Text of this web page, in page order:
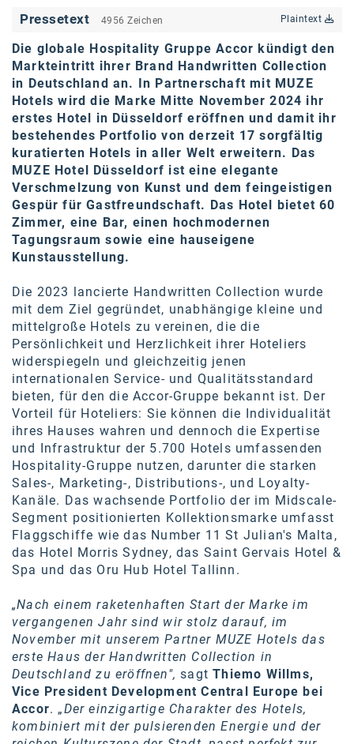
Oral-B
PAYBACK
Planted
PwC
P&G
RIC
Schiefer Rechtsanwälte
Security KAG
smart
Smile Österreich
Strategie Austria
Strategy&
SW Umwelttechnik
TEDAI
TheVentury
VELUX
vivo
WALTER GROUP
WEconomy - Diversity works!
Calle Libre
ÖZSV
Media
Pressetext 4956 Zeichen Plaintext
Die globale Hospitality Gruppe Accor kündigt den
Markteintritt ihrer Brand Handwritten Collection
in Deutschland an. In Partnerschaft mit MUZE
Hotels wird die Marke Mitte November 2024 ihr
erstes Hotel in Düsseldorf eröffnen und damit ihr
bestehendes Portfolio von derzeit 17 sorgfältig
kuratierten Hotels in aller Welt erweitern. Das
MUZE Hotel Düsseldorf ist eine elegante
Verschmelzung von Kunst und dem feingeistigen
Gespür für Gastfreundschaft. Das Hotel bietet 60
Zimmer, eine Bar, einen hochmodernen
Tagungsraum sowie eine hauseigene
Kunstausstellung.
Die 2023 lancierte Handwritten Collection wurde
mit dem Ziel gegründet, unabhängige kleine und
mittelgroße Hotels zu vereinen, die die
Persönlichkeit und Herzlichkeit ihrer Hoteliers
widerspiegeln und gleichzeitig jenen
internationalen Service- und Qualitätsstandard
bieten, für den die Accor-Gruppe bekannt ist. Der
Vorteil für Hoteliers: Sie können die Individualität
ihres Hauses wahren und dennoch die Expertise
und Infrastruktur der 5.700 Hotels umfassenden
Hospitality-Gruppe nutzen, darunter die starken
Sales-, Marketing-, Distributions-, und Loyalty-
Kanäle. Das wachsende Portfolio der im Midscale-
Segment positionierten Kollektionsmarke umfasst
Flaggschiffe wie das Number 11 St Julian's Malta,
das Hotel Morris Sydney, das Saint Gervais Hotel &
Spa und das Oru Hub Hotel Tallinn.
„Nach einem raketenhaften Start der Marke im
vergangenen Jahr sind wir stolz darauf, im
November mit unserem Partner MUZE Hotels das
erste Haus der Handwritten Collection in
Deutschland zu eröffnen",sagtThiemo Willms,
Vice President Development Central Europe bei
Accor. „Der einzigartige Charakter des Hotels,
kombiniert mit der pulsierenden Energie und der